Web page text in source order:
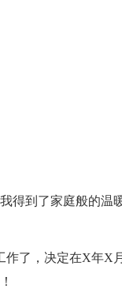
得到了家庭般的温
作了，决定在X年X